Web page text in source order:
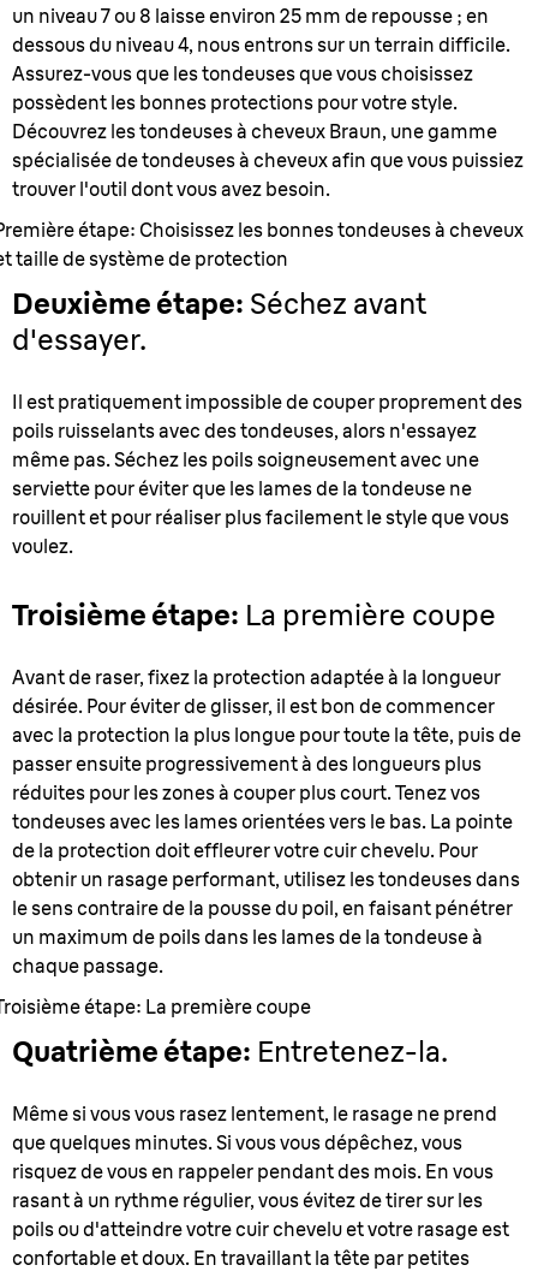
un niveau 7 ou 8 laisse environ 25 mm de repousse ; en
dessous du niveau 4, nous entrons sur un terrain difficile.
Assurez-vous que les tondeuses que vous choisissez
possèdent les bonnes protections pour votre style.
Découvrez les tondeuses à cheveux Braun, une gamme
spécialisée de tondeuses à cheveux afin que vous puissiez
trouver l'outil dont vous avez besoin.
étape: Choisissez les bonnes tondeuses à cheveux
taille de système de protection
Deuxième étape: Séchez avant
d'essayer.
Il est pratiquement impossible de couper proprement des
poils ruisselants avec des tondeuses, alors n'essayez
même pas. Séchez les poils soigneusement avec une
serviette pour éviter que les lames de la tondeuse ne
rouillent et pour réaliser plus facilement le style que vous
voulez.
Troisième étape: La première coupe
Avant de raser, fixez la protection adaptée à la longueur
désirée. Pour éviter de glisser, il est bon de commencer
avec la protection la plus longue pour toute la tête, puis de
passer ensuite progressivement à des longueurs plus
réduites pour les zones à couper plus court. Tenez vos
tondeuses avec les lames orientées vers le bas. La pointe
de la protection doit effleurer votre cuir chevelu. Pour
obtenir un rasage performant, utilisez les tondeuses dans
le sens contraire de la pousse du poil, en faisant pénétrer
un maximum de poils dans les lames de la tondeuse à
chaque passage.
étape: La première coupe
Quatrième étape: Entretenez-la.
Même si vous vous rasez lentement, le rasage ne prend
que quelques minutes. Si vous vous dépêchez, vous
risquez de vous en rappeler pendant des mois. En vous
rasant à un rythme régulier, vous évitez de tirer sur les
poils ou d'atteindre votre cuir chevelu et votre rasage est
confortable et doux. En travaillant la tête par petites